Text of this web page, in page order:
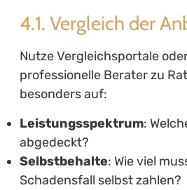
4.1. Vergleich der
Nutze Vergleichsportale
professionelle Berater zu
besonders auf:
Leistungsspektrum:
abgedeckt?
Selbstbehalte: Wie viel
Schadensfall selbst zahlen?